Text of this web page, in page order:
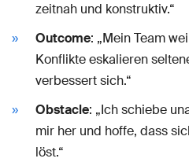
zeitnah und konstruktiv.“
Outcome: „Mein Team
Konflikte eskalieren
verbessert sich.“
Obstacle: „Ich schiebe
mir her und hoffe, dass
löst.“